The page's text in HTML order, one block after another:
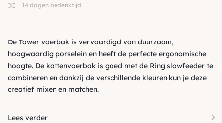
14 dagen bedenktijd
De Tower voerbak is vervaardigd van duurzaam,
hoogwaardig porselein en heeft de perfecte ergonomische
hoogte. De kattenvoerbak is goed met de Ring slowfeeder te
combineren en dankzij de verschillende kleuren kun je deze
creatief mixen en matchen.
Lees verder